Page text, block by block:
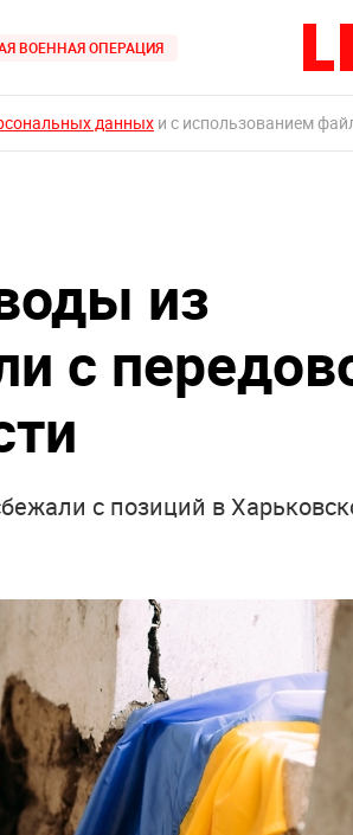
ВОЕННАЯ ОПЕРАЦИЯ
данных и с использованием
из
с
с позиций в